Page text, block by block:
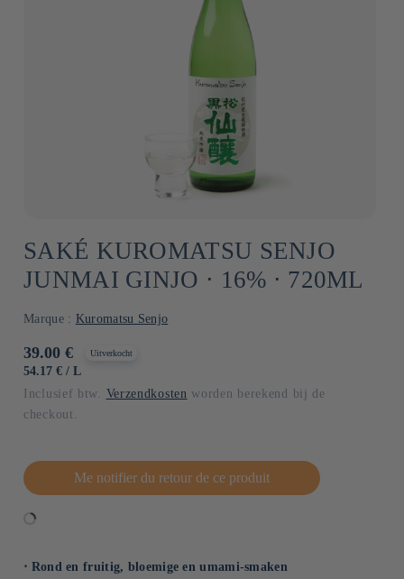
SAKÉ KUROMATSU SENJO
JUNMAI GINJO ⋅ 16% ⋅ 720ML
Marque : Kuromatsu Senjo
Normale
prijs
39.00 €
EENHEIDSPRIJS
54.17 € / PER
L
Uitverkocht
Inclusief btw. Verzendkosten worden berekend bij de
checkout.
Me notifier du retour de ce produit
⋅ Rond en fruitig, bloemige en umami-smaken